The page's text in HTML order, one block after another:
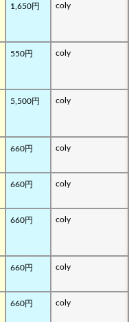
1,650円 coly
550円 coly
5,500円 coly
660円 coly
660円 coly
660円 coly
660円 coly
660円 coly